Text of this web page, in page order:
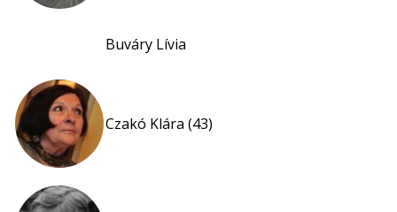
Buváry Lívia
Czakó Klára (43)